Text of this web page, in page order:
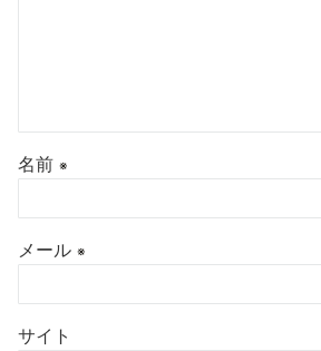
名前 ※
メール ※
サイト